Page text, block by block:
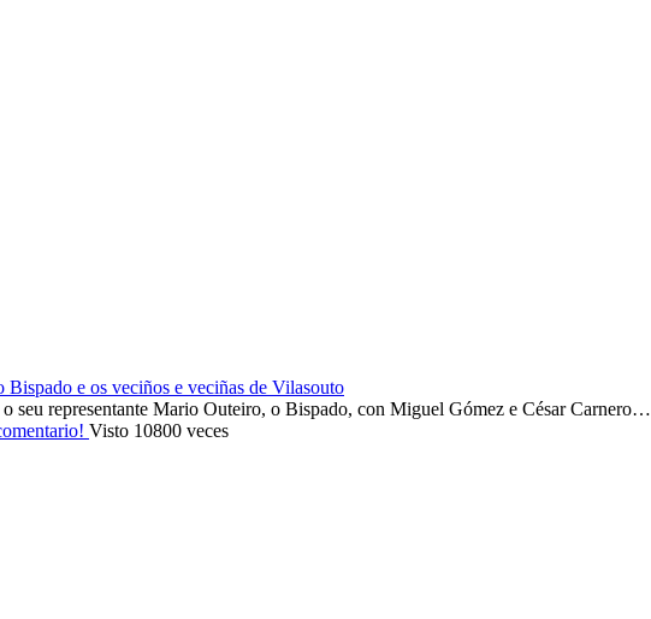
e os veciños e veciñas de Vilasouto
seu representante Mario Outeiro, o Bispado, con Miguel Gómez e César Carnero…
Visto 10800 veces